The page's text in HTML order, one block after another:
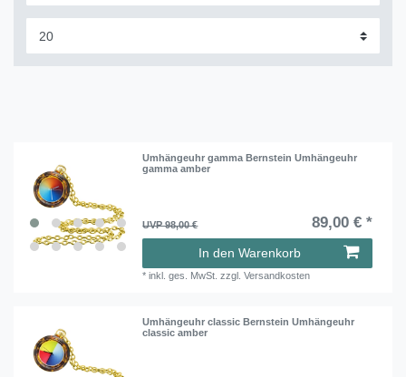
Umhängeuhr gamma Bernstein Umhängeuhr
gamma amber
UVP 98,00 € 89,00 € *
In den Warenkorb
*inkl. ges. MwSt. zzgl.Versandkosten
Umhängeuhr classic Bernstein Umhängeuhr
classic amber